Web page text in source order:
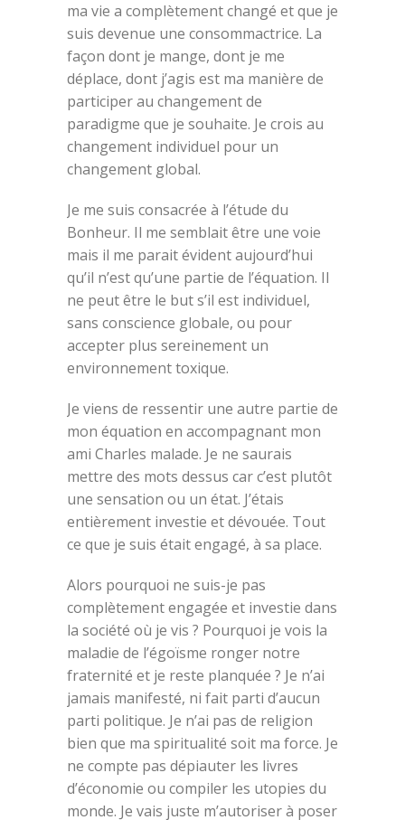
ma vie a complètement changé et que je
suis devenue une consommactrice. La
façon dont je mange, dont je me
déplace, dont j’agis est ma manière de
participer au changement de
paradigme que je souhaite. Je crois au
changement individuel pour un
changement global.
Je me suis consacrée à l’étude du
Bonheur. Il me semblait être une voie
mais il me parait évident aujourd’hui
qu’il n’est qu’une partie de l’équation. Il
ne peut être le but s’il est individuel,
sans conscience globale, ou pour
accepter plus sereinement un
environnement toxique.
Je viens de ressentir une autre partie de
mon équation en accompagnant mon
ami Charles malade. Je ne saurais
mettre des mots dessus car c’est plutôt
une sensation ou un état. J’étais
entièrement investie et dévouée. Tout
ce que je suis était engagé, à sa place.
Alors pourquoi ne suis-je pas
complètement engagée et investie dans
la société où je vis ? Pourquoi je vois la
maladie de l’égoïsme ronger notre
fraternité et je reste planquée ? Je n’ai
jamais manifesté, ni fait parti d’aucun
parti politique. Je n’ai pas de religion
bien que ma spiritualité soit ma force. Je
ne compte pas dépiauter les livres
d’économie ou compiler les utopies du
monde. Je vais juste m’autoriser à poser